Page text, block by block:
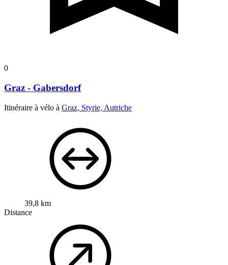
0
Graz - Gabersdorf
Itinéraire à vélo à Graz, Styrie, Autriche
39,8 km
Distance